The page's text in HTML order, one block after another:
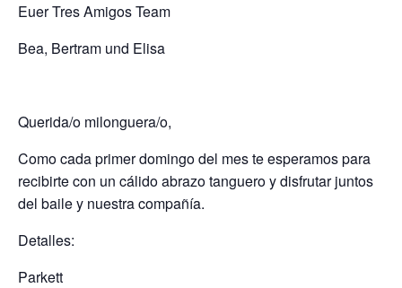
Euer Tres Amigos Team
Bea, Bertram und Elisa
Querida/o milonguera/o,
Como cada primer domingo del mes te esperamos para
recibirte con un cálido abrazo tanguero y disfrutar juntos
del baile y nuestra compañía.
Detalles:
Parkett